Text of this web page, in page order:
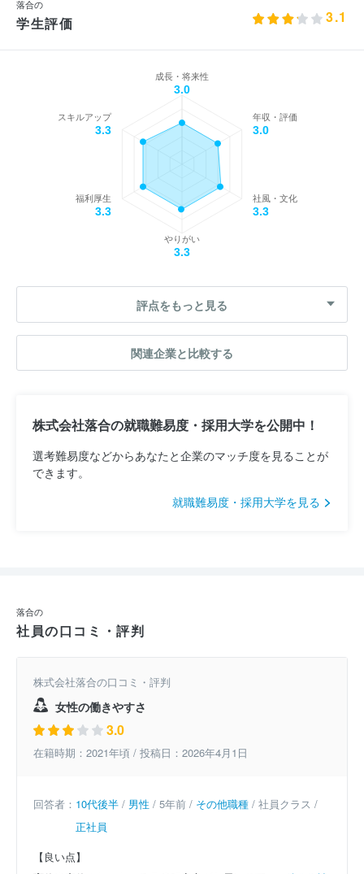
落合の
学生評価 3.1
成長・将来性
3.0
年収・評価
3.0
社風・文化
3.3
やりがい
3.3
福利厚生
3.3
スキルアップ
3.3
評点をもっと見る
関連企業と比較する
株式会社落合の就職難易度・採用大学を公開中！
選考難易度などからあなたと企業のマッチ度を見ることが
できます。
就職難易度・採用大学を見る
落合の
社員の口コミ・評判
株式会社落合の口コミ・評判
女性の働きやすさ
3.0
在籍時期：2021年頃 / 投稿日：2026年4月1日
回答者： 10代後半 / 男性 / 5年前 / その他職種 / 社員クラス /
正社員
【良い点】